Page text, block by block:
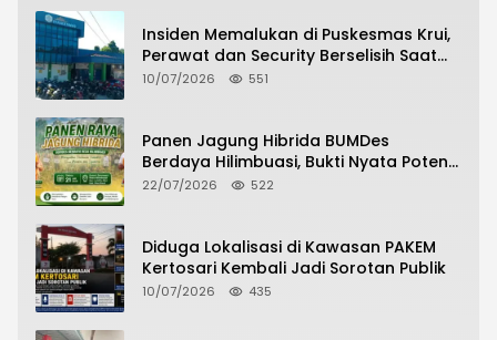
Insiden Memalukan di Puskesmas Krui,
Perawat dan Security Berselisih Saat
Pelayanan Pasien Berlangsung
10/07/2026 551
Panen Jagung Hibrida BUMDes
Berdaya Hilimbuasi, Bukti Nyata Potensi
Pertanian Desa
22/07/2026 522
Diduga Lokalisasi di Kawasan PAKEM
Kertosari Kembali Jadi Sorotan Publik
10/07/2026 435